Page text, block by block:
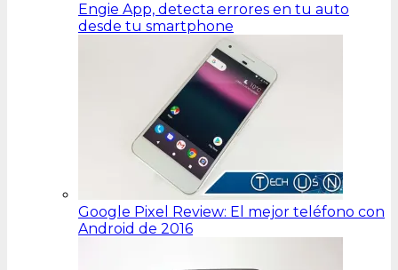
Engie App, detecta errores en tu auto
desde tu smartphone
Google Pixel Review: El mejor teléfono con
Android de 2016